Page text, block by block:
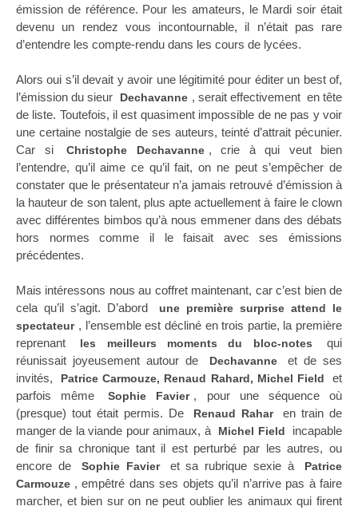
émission de référence. Pour les amateurs, le Mardi soir était
devenu un rendez vous incontournable, il n’était pas rare
d’entendre les compte-rendu dans les cours de lycées.
Alors oui s’il devait y avoir une légitimité pour éditer un best of,
l’émission du sieur
Dechavanne , serait effectivement en tête
de liste. Toutefois, il est quasiment impossible de ne pas y voir
une certaine nostalgie de ses auteurs, teinté d’attrait pécunier.
Car si
Christophe Dechavanne , crie à qui veut bien
l’entendre, qu’il aime ce qu’il fait, on ne peut s’empêcher de
constater que le présentateur n’a jamais retrouvé d’émission à
la hauteur de son talent, plus apte actuellement à faire le clown
avec différentes bimbos qu’à nous emmener dans des débats
hors normes comme il le faisait avec ses émissions
précédentes.
Mais intéressons nous au coffret maintenant, car c’est bien de
cela qu’il s’agit. D’abord
une première surprise attend le
spectateur , l’ensemble est décliné en trois partie, la première
reprenant
les meilleurs moments du bloc-notes
qui
réunissait joyeusement autour de
Dechavanne
et de ses
invités,
Patrice Carmouze, Renaud Rahard, Michel Field
et
parfois même
Sophie Favier , pour une séquence où
(presque) tout était permis. De
Renaud Rahar
en train de
manger de la viande pour animaux, à
Michel Field
incapable
de finir sa chronique tant il est perturbé par les autres, ou
encore de
Sophie Favier et sa rubrique sexie à
Patrice
Carmouze , empêtré dans ses objets qu’il n’arrive pas à faire
marcher, et bien sur on ne peut oublier les animaux qui firent